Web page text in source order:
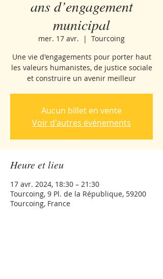
ans d’engagement
municipal
mer. 17 avr.
  |
Tourcoing
Une vie d'engagements pour porter haut
les valeurs humanistes, de justice sociale
et construire un avenir meilleur
Aucun billet en vente
Voir d'autres événements
Heure et lieu
17 avr. 2024, 18:30 – 21:30
Tourcoing, 9 Pl. de la République, 59200
Tourcoing, France